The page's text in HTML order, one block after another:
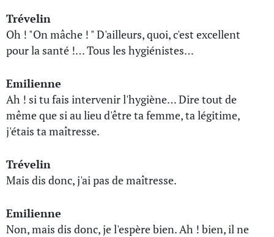
Trévelin
Oh ! "On mâche ! " D'ailleurs, quoi, c'est excellent
pour la santé !… Tous les hygiénistes…
Emilienne
Ah ! si tu fais intervenir l'hygiène… Dire tout de
même que si au lieu d'être ta femme, ta légitime,
j'étais ta maîtresse.
Trévelin
Mais dis donc, j'ai pas de maîtresse.
Emilienne
Non, mais dis donc, je l'espère bien. Ah ! bien, il ne